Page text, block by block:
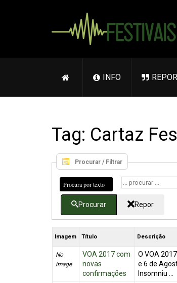
INFO
Tag: Cartaz
Procurar / Filtrar
Procura por texto
Procurar Repor
Imagem Título Descrição
No
image
VOA 2017 com
novas
confirmações
O VOA
e 6 de
Insomniu ...